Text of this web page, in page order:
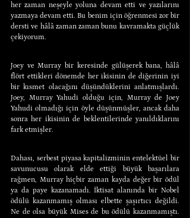
her zaman neşeyle yoluna devam etti ve yazılarını
yazmaya devam etti. Bu benim için öğrenmesi zor bir
dersti ve hâlâ zaman zaman bunu kavramakta güçlük
çekiyorum.
Joey ve Murray bir keresinde gülüşerek bana, hâlâ
flört ettikleri dönemde her ikisinin de diğerinin iyi
bir kısmet olacağını düşündüklerini anlatmışlardı.
Joey, Murray Yahudi olduğu için, Murray de Joey
Yahudi olmadığı için öyle düşünmüşler, ancak daha
sonra her ikisinin de beklentilerinde yanıldıklarını
fark etmişler.
Dahası, serbest piyasa kapitalizminin entelektüel bir
savunucusu olarak elde ettiği büyük başarılara
rağmen, Murray hiçbir zaman kayda değer bir ödül
ya da paye kazanamadı. İktisat alanında bir Nobel
ödülü kazanmamış olması elbette şaşırtıcı değildi.
Ne de olsa büyük Mises de bu ödülü kazanmamıştı.